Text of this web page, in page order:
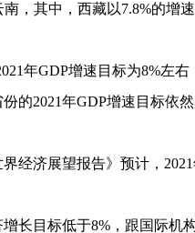
，其中，西藏以7.8%的增
年GDP增速目标为8%左右
的2021年GDP增速目标依然
经济展望报告》预计，
长目标低于8%，跟国际机